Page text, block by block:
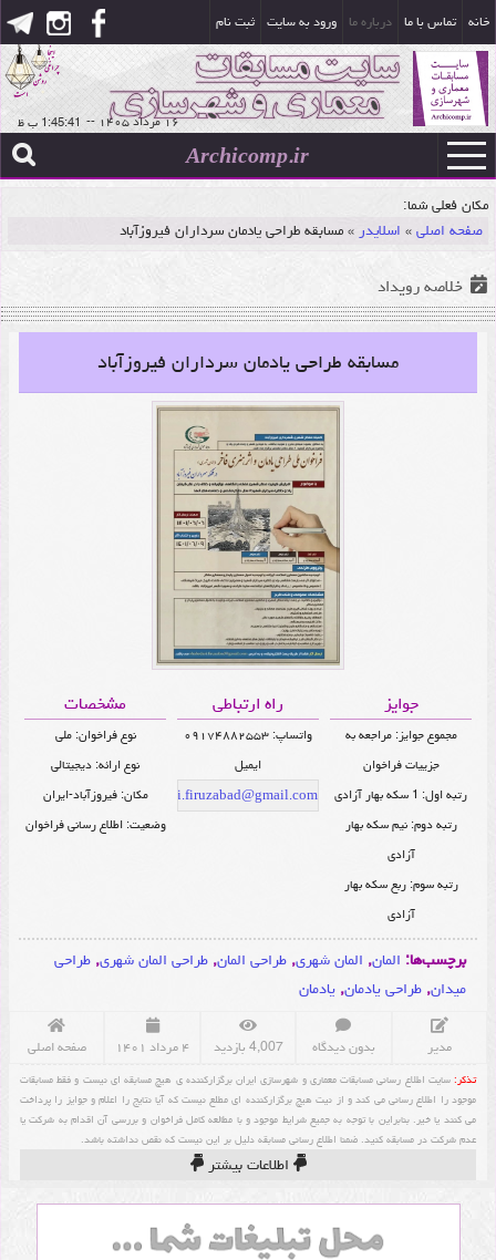
خانه تماس با ما درباره ما ورود به سایت ثبت نام
۱۶ مرداد ۱۴۰۵ --
Archicomp.ir
مکان فعلی شما:
صفحه اصلی» اسلایدر»مسابقه طراحی یادمان سرداران فیروزآباد
خلاصه رویداد
مسابقه طراحی یادمان سرداران فیروزآباد
جوایز
مجموع جوایز: مراجعه به
جزییات فراخوان
رتبه اول: 1 سکه بهار آزادی
رتبه دوم: نیم سکه بهار
آزادی
رتبه سوم: ربع سکه بهار
آزادی
راه ارتباطی
واتساپ: ۰۹۱۷۴۸۸۲۵۵۳
ایمیل
shahrdari.firuzabad@gmail.com
مشخصات
نوع فراخوان: ملی
نوع ارائه: دیجیتالی
مکان: فیروزآباد-ایران
وضعیت: اطلاع رسانی فراخوان
برچسب‌ها: المان, المان شهری,طراحی المان,طراحی المان شهری,طراحی
میدان,طراحی یادمان,یادمان
مدیر بدون دیدگاه 4,007 بازدید ۴ مرداد ۱۴۰۱ صفحه اصلی
تذکر:سایت اطلاع رسانی مسابقات معماری و شهرسازی ایران برگزارکننده ی هیچ مسابقه ای نیست و فقط مسابقات
موجود را اطلاع رسانی می کند و از نیت هیچ برگزارکننده ای مطلع نیست که آیا نتایج را اعلام و جوایز را پرداخت
می کنند یا خیر. بنابراین با توجه به جمیع شرایط موجود و با مطالعه کامل فراخوان و بررسی آن اقدام به شرکت یا
عدم شرکت در مسابقه کنید. ضمنا اطلاع رسانی مسابقه دلیل بر این نیست که نقص نداشته باشد.
اطلاعات بیشتر